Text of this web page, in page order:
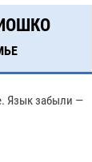
выдворили 12
из
своих детей в
найденные
Язык забыли —